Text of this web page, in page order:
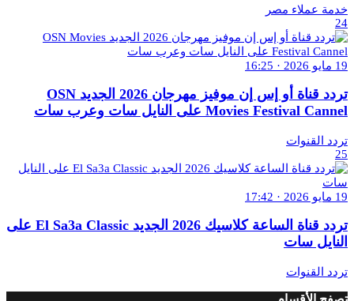
خدمة عملاء مصر
24
19 مايو 2026 · 16:25
تردد قناة أو إس إن موفيز مهرجان 2026 الجديد OSN
Movies Festival Cannel على النايل سات وعرب سات
تردد القنوات
25
19 مايو 2026 · 17:42
تردد قناة الساعة كلاسيك 2026 الجديد El Sa3a Classic على
النايل سات
تردد القنوات